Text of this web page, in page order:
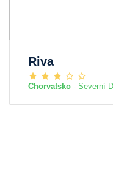
Riva
Chorvatsko - Severní